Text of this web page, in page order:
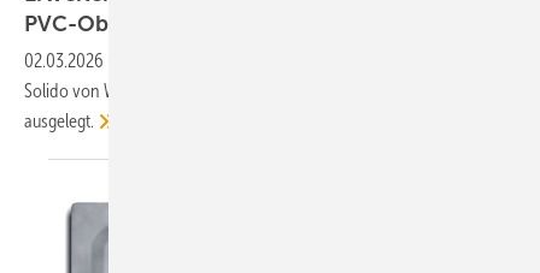
PVC-Oberflächen
02.03.2026
Solido von Wedi ist für barriere­freie Bäder und Räume mit PVC-Belag
ausgelegt.